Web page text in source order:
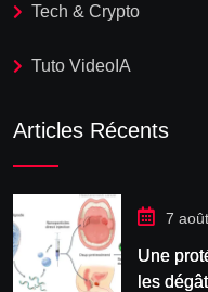
Tech & Crypto
Tuto VideoIA
Articles Récents
7
Une
les